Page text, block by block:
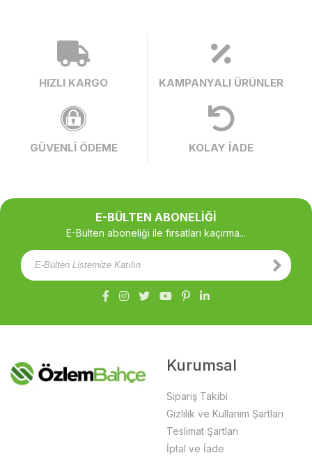
HIZLI KARGO KAMPANYALI ÜRÜNLER
GÜVENLİ ÖDEME KOLAY İADE
E-BÜLTEN ABONELİĞİ
E-Bülten aboneliği ile fırsatları kaçırma...
Kurumsal
Sipariş Takibi
Gizlilik ve Kullanım Şartları
Teslimat Şartları
İptal ve İade